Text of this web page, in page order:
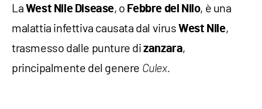
La West Nile Disease, o Febbre del Nilo, è una
malattia infettiva causata dal virusWest Nile,
trasmesso dalle punture dizanzara,
principalmente del genere Culex.